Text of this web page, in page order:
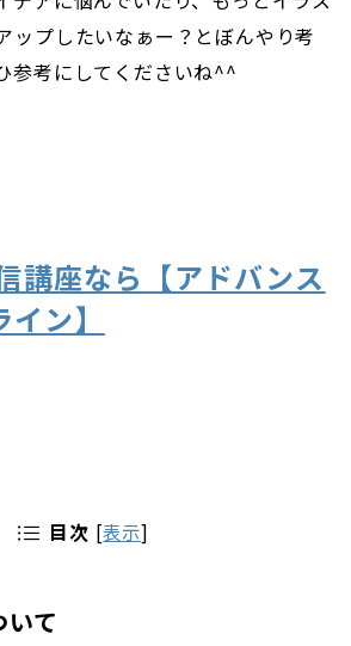
ップしたいなぁー？とぼんやり考
参考にしてくださいね^^
講座なら【アドバンス
ン】
目次 [表示]
て